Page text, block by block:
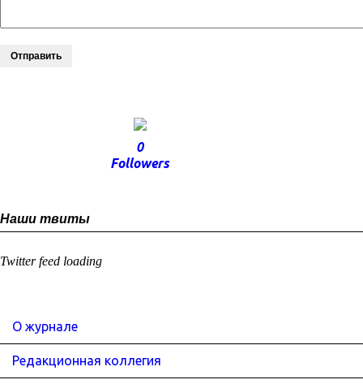
Отправить
0
Followers
Наши твиты
Twitter feed loading
О журнале
Редакционная коллегия